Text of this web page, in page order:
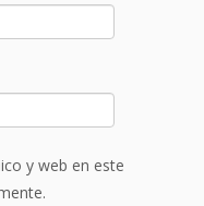
y web en este